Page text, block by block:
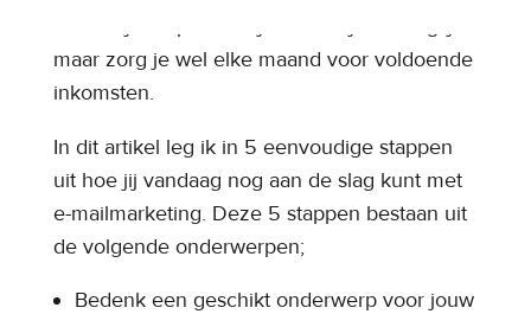
maar zorg je wel elke maand voor voldoende
inkomsten.
In dit artikel leg ik in 5 eenvoudige stappen
uit hoe jij vandaag nog aan de slag kunt met
e-mailmarketing. Deze 5 stappen bestaan uit
de volgende onderwerpen;
Bedenk een geschikt onderwerp voor jouw